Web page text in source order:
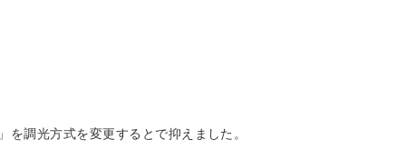
調光方式を変更するとで抑えました。